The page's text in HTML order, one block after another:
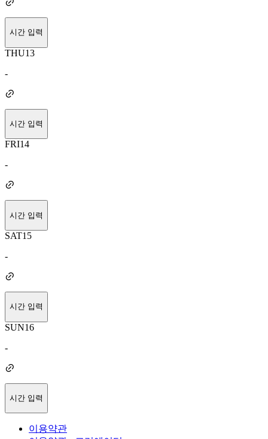
시간 입력
THU13
-
시간 입력
FRI14
-
시간 입력
SAT15
-
시간 입력
SUN16
-
시간 입력
이용약관